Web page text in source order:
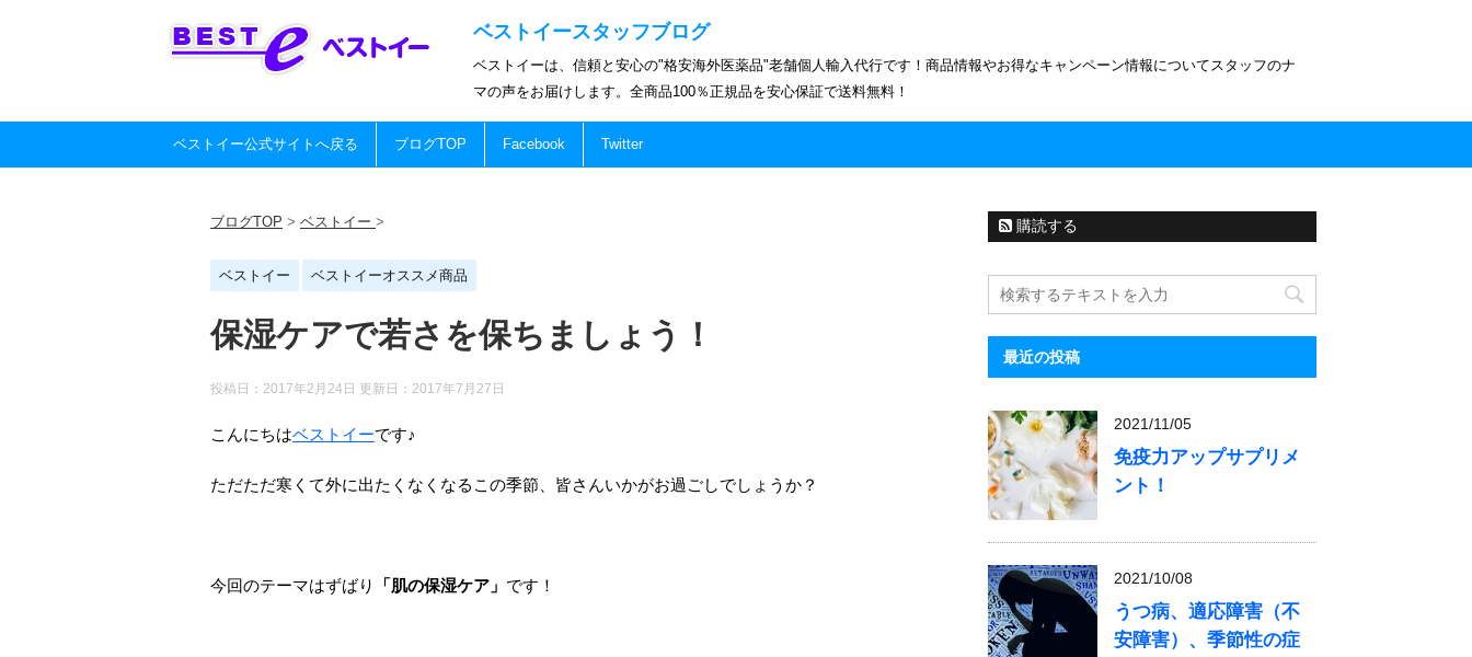
ベストイースタッフブログ
ベストイーは、信頼と安心の"格安海外医薬品"老舗個人輸入代行です！商品情報やお得なキャンペーン情報についてスタッフのナ
マの声をお届けします。全商品100％正規品を安心保証で送料無料！
ベストイー公式サイトへ戻る ブログTOP Facebook Twitter
ブログTOP > ベストイー >
ベストイー ベストイーオススメ商品
保湿ケアで若さを保ちましょう！
投稿日：2017年2月24日 更新日： 2017年7月27日
こんにちはベストイーです♪
ただただ寒くて外に出たくなくなるこの季節、皆さんいかがお過ごしでしょうか？
今回のテーマはずばり 「肌の保湿ケア」 です！
購読する
最近の投稿
2021/11/05
免疫力アップサプリメ
ント！
2021/10/08
うつ病、適応障害（不
安障害）、季節性の症